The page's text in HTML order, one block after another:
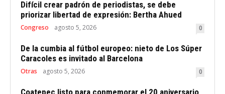
Difícil crear padrón de periodistas, se debe
priorizar libertad de expresión: Bertha Ahued
Congreso agosto 5, 2026 0
De la cumbia al fútbol europeo: nieto de Los Súper
Caracoles es invitado al Barcelona
Otras agosto 5, 2026 0